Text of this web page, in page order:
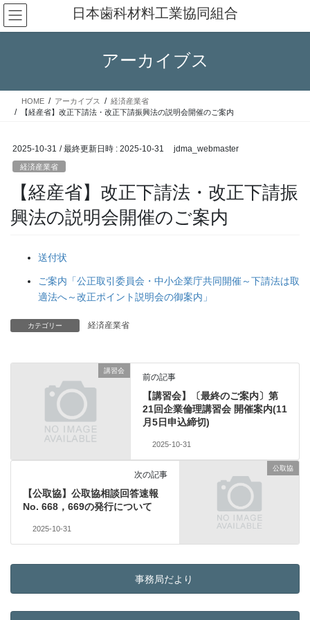
コ
ン
テ
ス
ナ
ビ
ゲ
ン
日本歯科材料工業協同組合
アーカイブス
HOME アーカイブス
経済産業省
【経産省】改正下請法・改正下請振興法の説明会開催のご案内
2025-10-31 / 最終更新日時 : 2025-10-31 jdma_webmaster
経済産業省
【経産省】改正下請法・改正下請振
興法の説明会開催のご案内
送付状
ご案内「公正取引委員会・中小企業庁共同開催～下請法は取
適法へ～改正ポイント説明会の御案内」
カテゴリー 経済産業省
講習会
前の記事
【講習会】〔最終のご案内〕第
21回企業倫理講習会 開催案内(11
月5日申込締切)
2025-10-31
公取協
次の記事
【公取協】公取協相談回答速報
No. 668，669の発行について
2025-10-31
事務局だより